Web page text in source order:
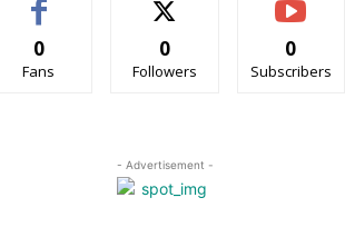
0
Fans
0
Followers
0
Subscribers
- Advertisement -